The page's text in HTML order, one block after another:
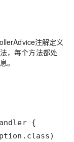
注解定义
，每个方法都处
。